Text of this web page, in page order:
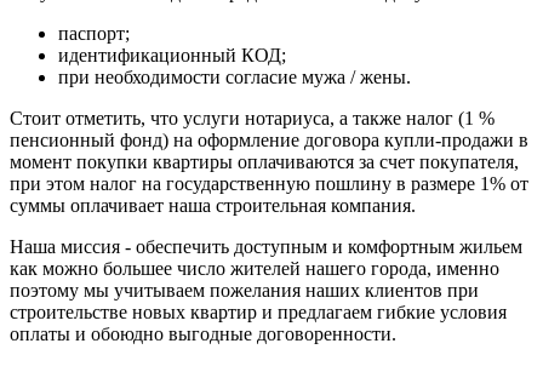
паспорт;
идентификационный КОД;
при необходимости согласие мужа / жены.
Стоит отметить, что услуги нотариуса, а также налог (1 %
пенсионный фонд) на оформление договора купли-продажи в
момент покупки квартиры оплачиваются за счет покупателя,
при этом налог на государственную пошлину в размере 1% от
суммы оплачивает наша строительная компания.
Наша миссия - обеспечить доступным и комфортным жильем
как можно большее число жителей нашего города, именно
поэтому мы учитываем пожелания наших клиентов при
строительстве новых квартир и предлагаем гибкие условия
оплаты и обоюдно выгодные договоренности.